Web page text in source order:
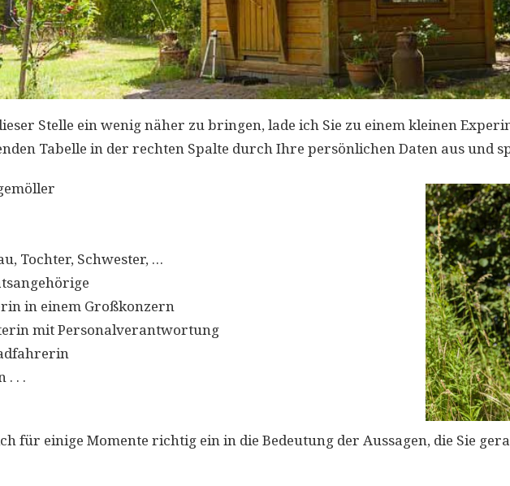
Stelle ein wenig näher zu bringen, lade ich Sie zu einem kleinen
Tabelle in der rechten Spalte durch Ihre persönlichen Daten aus und
Schwester, …
in einem Großkonzern
mit Personalverantwortung
. .
für einige Momente richtig ein in die Bedeutung der Aussagen, die Sie